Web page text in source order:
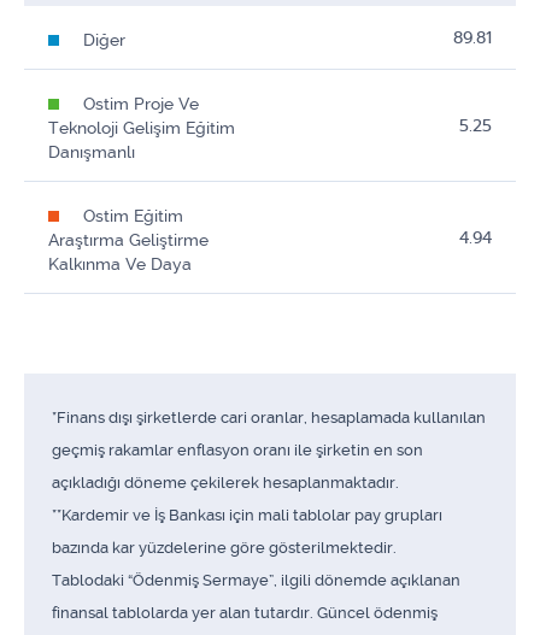
Diğer 89.81
Ostim Proje Ve
Teknoloji Gelişim Eğitim
Danışmanlı
5.25
Ostim Eğitim
Araştırma Geliştirme
Kalkınma Ve Daya
4.94
*Finans dışı şirketlerde cari oranlar, hesaplamada kullanılan
geçmiş rakamlar enflasyon oranı ile şirketin en son
açıkladığı döneme çekilerek hesaplanmaktadır.
**Kardemir ve İş Bankası için mali tablolar pay grupları
bazında kar yüzdelerine göre gösterilmektedir.
Tablodaki “Ödenmiş Sermaye”, ilgili dönemde açıklanan
finansal tablolarda yer alan tutardır. Güncel ödenmiş